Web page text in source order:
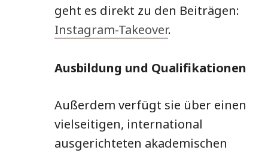
geht es direkt zu den Beiträgen:
Instagram-Takeover.
Ausbildung und Qualifikationen
Außerdem verfügt sie über einen
vielseitigen, international
ausgerichteten akademischen